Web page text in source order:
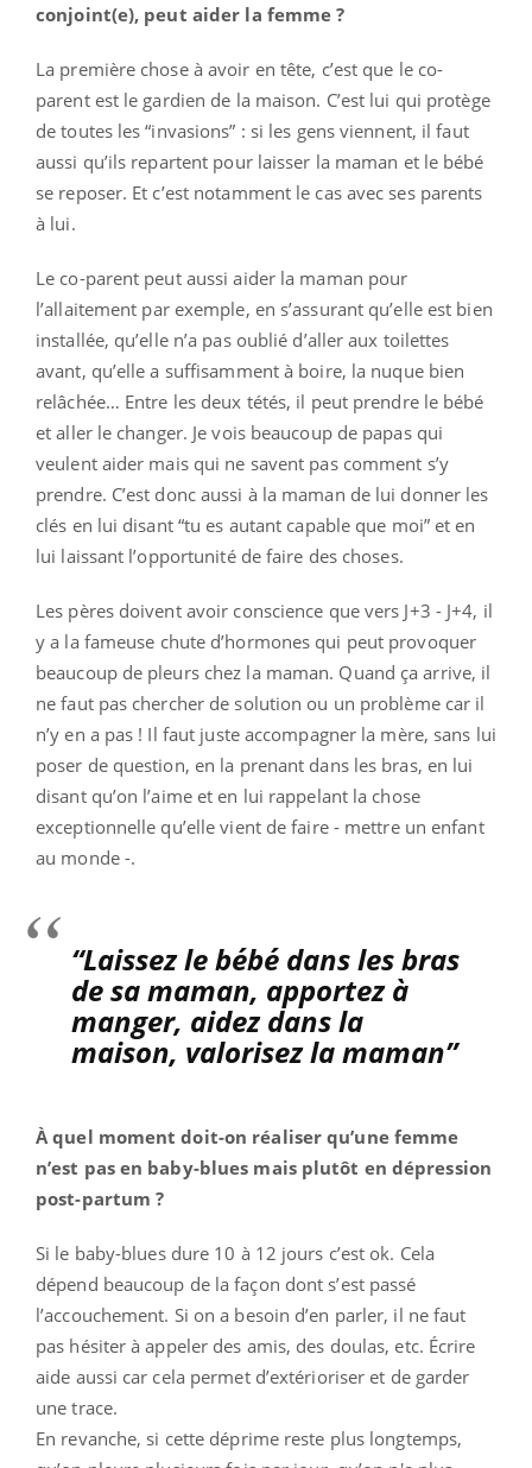
conjoint(e), peut aider la femme ?
La première chose à avoir en tête, c’est que le co-
parent est le gardien de la maison. C’est lui qui protège
de toutes les “invasions” : si les gens viennent, il faut
aussi qu’ils repartent pour laisser la maman et le bébé
se reposer. Et c’est notamment le cas avec ses parents
à lui.
Le co-parent peut aussi aider la maman pour
l’allaitement par exemple, en s’assurant qu’elle est bien
installée, qu’elle n’a pas oublié d’aller aux toilettes
avant, qu’elle a suffisamment à boire, la nuque bien
relâchée… Entre les deux tétés, il peut prendre le bébé
et aller le changer. Je vois beaucoup de papas qui
veulent aider mais qui ne savent pas comment s’y
prendre. C’est donc aussi à la maman de lui donner les
clés en lui disant “tu es autant capable que moi” et en
lui laissant l’opportunité de faire des choses.
Les pères doivent avoir conscience que vers J+3 - J+4, il
y a la fameuse chute d’hormones qui peut provoquer
beaucoup de pleurs chez la maman. Quand ça arrive, il
ne faut pas chercher de solution ou un problème car il
n’y en a pas ! Il faut juste accompagner la mère, sans lui
poser de question, en la prenant dans les bras, en lui
disant qu’on l’aime et en lui rappelant la chose
exceptionnelle qu’elle vient de faire - mettre un enfant
au monde -.
“Laissez le bébé dans les bras
de sa maman, apportez à
manger, aidez dans la
maison, valorisez la maman”
À quel moment doit-on réaliser qu’une femme
n’est pas en baby-blues mais plutôt en dépression
post-partum ?
Si le baby-blues dure 10 à 12 jours c’est ok. Cela
dépend beaucoup de la façon dont s’est passé
l’accouchement. Si on a besoin d’en parler, il ne faut
pas hésiter à appeler des amis, des doulas, etc. Écrire
aide aussi car cela permet d’extérioriser et de garder
une trace.
En revanche, si cette déprime reste plus longtemps,